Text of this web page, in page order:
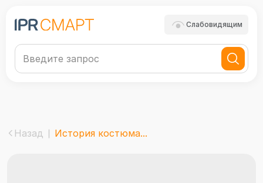
Слабовидящим
Назад История костюма...